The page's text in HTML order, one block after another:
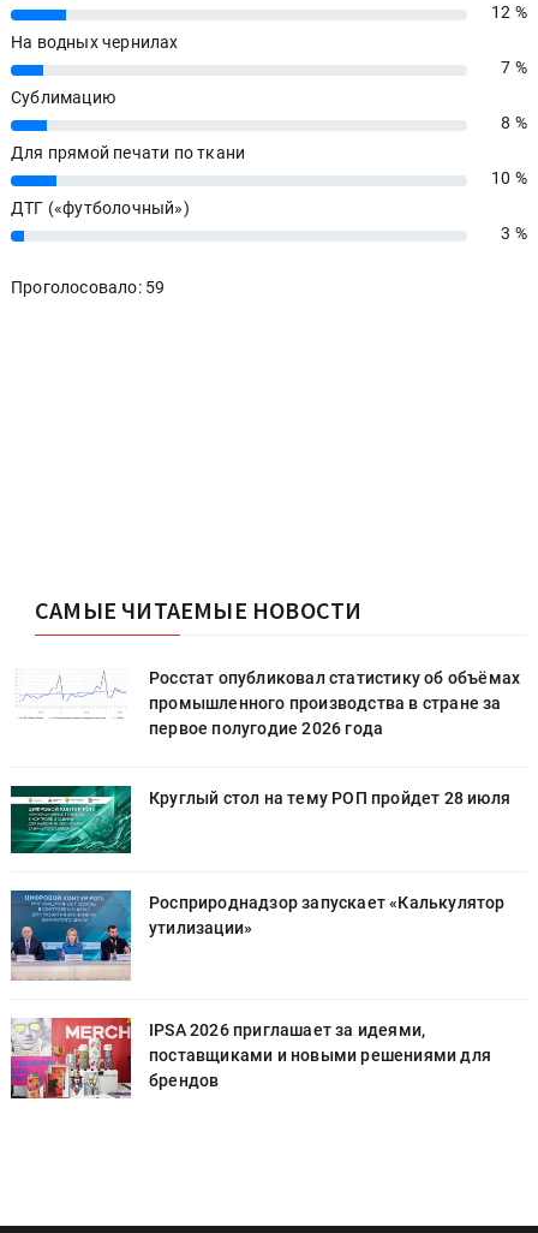
12%
12 %
На водных чернилах
7%
7 %
Сублимацию
8%
8 %
Для прямой печати по ткани
10%
10 %
ДТГ («футболочный»)
3% 3 %
Проголосовало: 59
САМЫЕ ЧИТАЕМЫЕ НОВОСТИ
Росстат опубликовал статистику об объёмах
промышленного производства в стране за
первое полугодие 2026 года
Круглый стол на тему РОП пройдет 28 июля
Росприроднадзор запускает «Калькулятор
утилизации»
IPSA 2026 приглашает за идеями,
поставщиками и новыми решениями для
брендов